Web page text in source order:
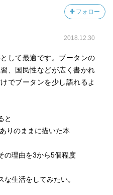
フォロー
2018.12.30
して最適です。ブータンの
、国民性などが広く書かれ
でブータンを少し語れるよ
と
りのままに描いた本
の理由を3から5個程度
生活をしてみたい。